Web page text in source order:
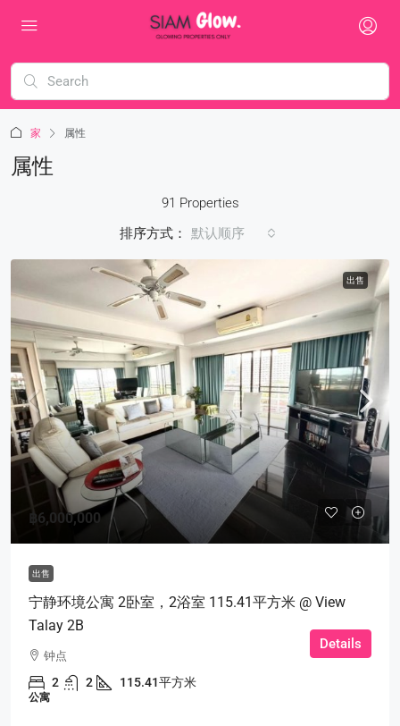
家 属性
属性
91 Properties
排序方式：
默认顺序
出售
฿6,000,000
出售
宁静环境公寓 2卧室，2浴室 115.41平方米 @ View
Talay 2B
钟点
2 2 115.41平方米
公寓
Details